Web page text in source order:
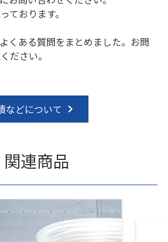
ております。
くある質問をまとめました。お問
ださい。
などについて
関連商品